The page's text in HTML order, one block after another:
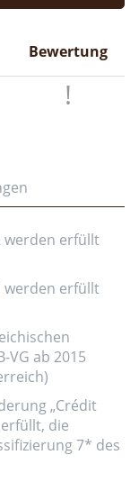
Bewertung
werden erfüllt
werden erfüllt
VG ab 2015
„Crédit
die
7* des